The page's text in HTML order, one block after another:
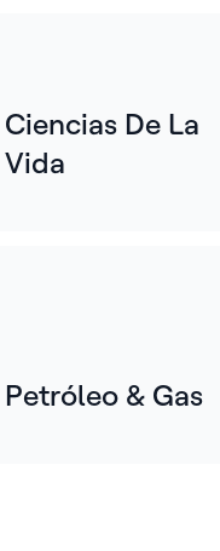
Ciencias De La
Vida
Petróleo & Gas